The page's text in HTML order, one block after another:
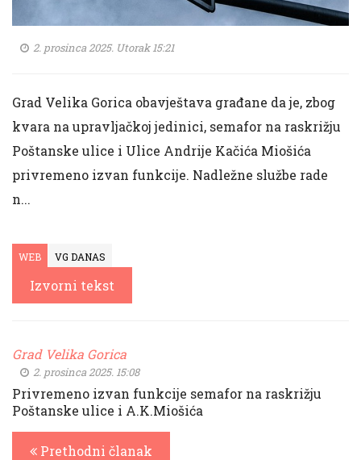
2. prosinca 2025. Utorak 15:21
Grad Velika Gorica obavještava građane da je, zbog
kvara na upravljačkoj jedinici, semafor na raskrižju
Poštanske ulice i Ulice Andrije Kačića Miošića
privremeno izvan funkcije. Nadležne službe rade
n...
WEB VG DANAS
Izvorni tekst
Grad Velika Gorica
2. prosinca 2025. 15:08
Privremeno izvan funkcije semafor na raskrižju
Poštanske ulice i A.K.Miošića
Prethodni članak